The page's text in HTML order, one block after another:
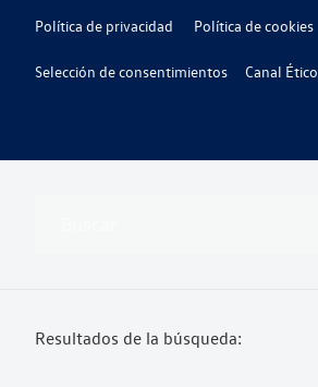
Política de privacidad Política de cookies
Selección de consentimientos Canal Ético
Resultados de la búsqueda: